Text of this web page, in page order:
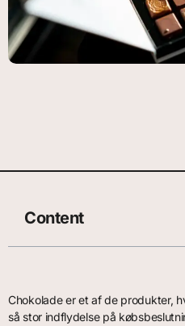
Content
Chokolade er et af de produkter,
så stor indflydelse på